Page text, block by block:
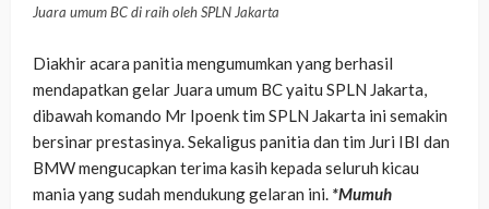
Juara umum BC di raih oleh SPLN Jakarta
Diakhir acara panitia mengumumkan yang berhasil
mendapatkan gelar Juara umum BC yaitu SPLN Jakarta,
dibawah komando Mr Ipoenk tim SPLN Jakarta ini semakin
bersinar prestasinya. Sekaligus panitia dan tim Juri IBI dan
BMW mengucapkan terima kasih kepada seluruh kicau
mania yang sudah mendukung gelaran ini. *Mumuh